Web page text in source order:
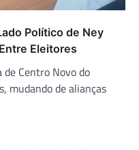
Político de Ney
Eleitores
Centro Novo do
mudando de alianças